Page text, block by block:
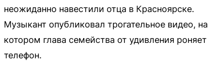
неожиданно навестили отца в Красноярске.
Музыкант опубликовал трогательное видео, на
котором глава семейства от удивления роняет
телефон.